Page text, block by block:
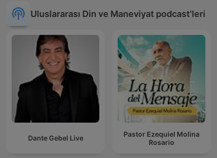
Uluslararası Din ve Maneviyat podcast'leri
Dante Gebel Live
Pastor Ezequiel Molina
Rosario